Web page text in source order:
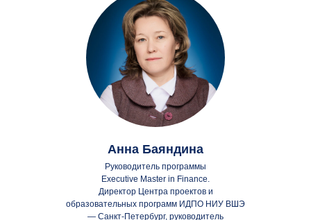
Анна Баяндина
Руководитель программы
Executive Master in Finance.
Директор Центра проектов и
образовательных программ ИДПО НИУ ВШЭ
— Санкт-Петербург, руководитель